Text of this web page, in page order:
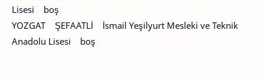
Lisesi boş
YOZGAT ŞEFAATLİ İsmail Yeşilyurt Mesleki ve Teknik
Anadolu Lisesi boş